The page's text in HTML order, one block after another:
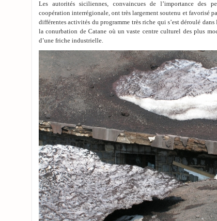
Les autorités siciliennes, convaincues de l’importance des
coopération interrégionale, ont très largement soutenu et favorisé
différentes activités du programme très riche qui s’est déroulé
la conurbation de Catane où un vaste centre culturel des plus
d’une friche industrielle.